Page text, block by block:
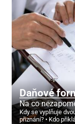
Daňové
Na co
Kdy se vyplňuje
přiznání?
Kdo